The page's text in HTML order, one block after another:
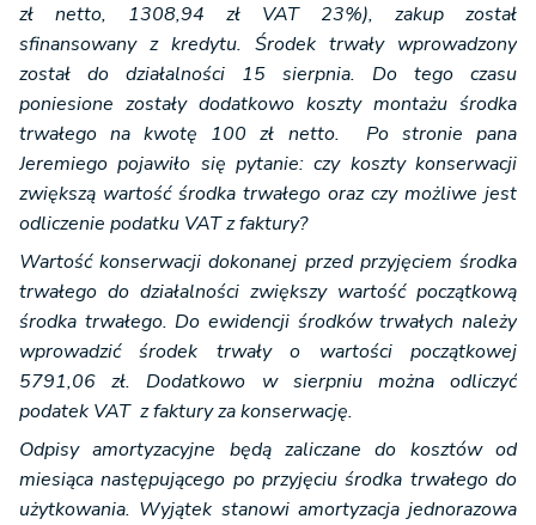
zł netto, 1308,94 zł VAT 23%), zakup został
sfinansowany z kredytu. Środek trwały wprowadzony
został do działalności 15 sierpnia. Do tego czasu
poniesione zostały dodatkowo koszty montażu środka
trwałego na kwotę 100 zł netto. Po stronie pana
Jeremiego pojawiło się pytanie: czy koszty konserwacji
zwiększą wartość środka trwałego oraz czy możliwe jest
odliczenie podatku VAT z faktury?
Wartość konserwacji dokonanej przed przyjęciem środka
trwałego do działalności zwiększy wartość początkową
środka trwałego. Do ewidencji środków trwałych należy
wprowadzić środek trwały o wartości początkowej
5791,06 zł. Dodatkowo w sierpniu można odliczyć
podatek VAT z faktury za konserwację.
Odpisy amortyzacyjne będą zaliczane do kosztów od
miesiąca następującego po przyjęciu środka trwałego do
użytkowania. Wyjątek stanowi amortyzacja jednorazowa